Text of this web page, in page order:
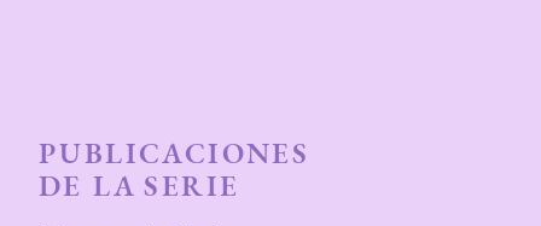
PUBLICACIONES
DE LA SERIE